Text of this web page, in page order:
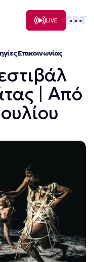
LIVE
Επικοινωνίας
| Από